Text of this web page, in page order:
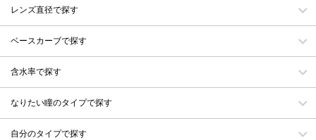
レンズ直径で探す
ベースカーブで探す
含水率で探す
なりたい瞳のタイプで探す
自分のタイプで探す